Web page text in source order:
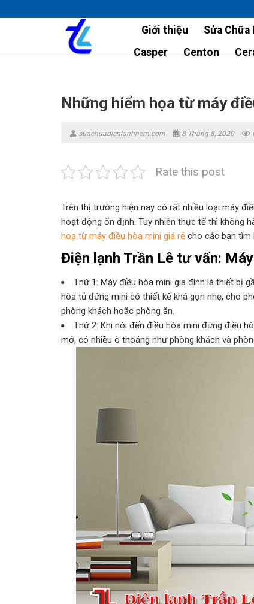
to
Giới thiệu Sửa Chữa
Casper
Centon
Những hiểm họa từ máy
suachuadienlanhhcm.com 8 Tháng 8, 2020
Rate this post
Trên thị trường hiện nay có rất nhiều loại máy
hoạt động ổn định. Tuy nhiên thực tế thì không
hoạ từ máy điều hòa mini giá rẻ cho các bạn tìm
Điện lạnh Trần Lê tư vấn:
Thứ 1: Máy điều hòa mini gia đình là thiết bị
hòa tủ đứng mini có thiết kế khá gọn nhẹ, cho
phòng khách hoặc phòng ăn.
Thứ 2: Khi nói đến điều hòa mini đứng điều
mở, có nhiều ô thoáng như phòng khách và